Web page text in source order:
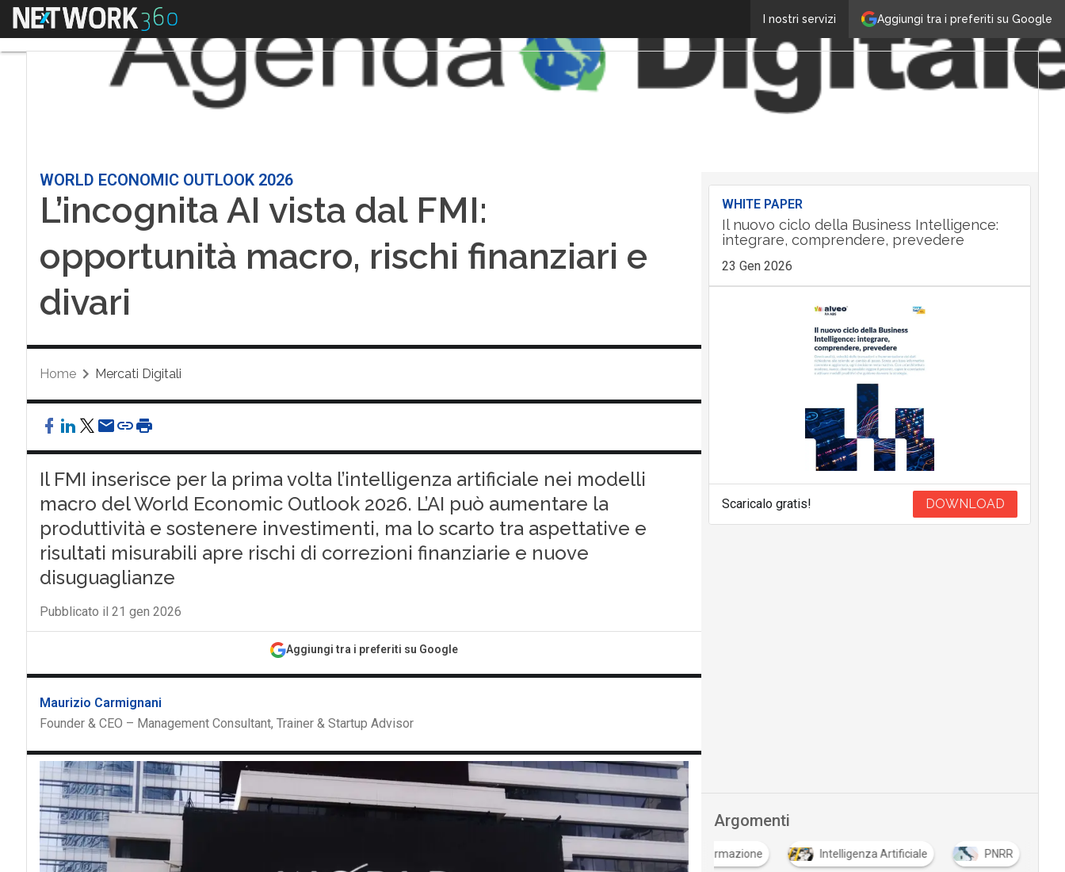
Aggiungi tra i preferiti su Google
I nostri servizi
Menu
WORLD ECONOMIC OUTLOOK 2026
L’incognita AI vista dal FMI:
opportunità macro, rischi finanziari e
divari
Home Mercati Digitali
Il FMI inserisce per la prima volta l’intelligenza artificiale nei modelli
macro del World Economic Outlook 2026. L’AI può aumentare la
produttività e sostenere investimenti, ma lo scarto tra aspettative e
risultati misurabili apre rischi di correzioni finanziarie e nuove
disuguaglianze
Pubblicato il 21 gen 2026
Aggiungi tra i preferiti su Google
Maurizio Carmignani
Founder & CEO – Management Consultant, Trainer & Startup Advisor
WHITE PAPER
Il nuovo ciclo della Business Intelligence:
integrare, comprendere, prevedere
23 Gen 2026
Scaricalo gratis! DOWNLOAD
Argomenti
formazione Intelligenza Artificiale PNRR